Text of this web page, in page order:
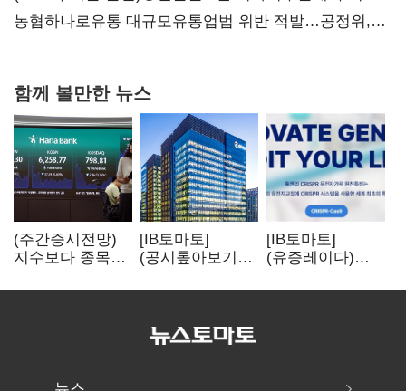
당장 퇴출?…시간만으론 부족한 코스닥 구하기
농협하나로유통 대규모유통업법 위반 적발…공정위,
함께 볼만한 뉴스
(주간증시전망)
지수보다 종목…
이어진다
[IB토마토]
(공시톺아보기)
바로 매출로
[IB토마토]
(유증레이다)
3분의 1 토막…